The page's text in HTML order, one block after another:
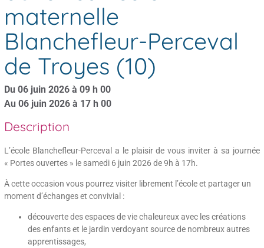
maternelle
Blanchefleur-Perceval
de Troyes (10)
Du 06 juin 2026 à 09 h 00
Au 06 juin 2026 à 17 h 00
Description
L’école Blanchefleur-Perceval a le plaisir de vous inviter à sa journée
« Portes ouvertes » le samedi 6 juin 2026 de 9h à 17h.
À cette occasion vous pourrez visiter librement l’école et partager un
moment d’échanges et convivial :
découverte des espaces de vie chaleureux avec les créations
des enfants et le jardin verdoyant source de nombreux autres
apprentissages,